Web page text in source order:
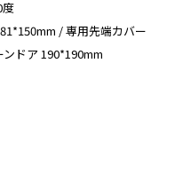
/ 専用先端カバー
ドア 190*190mm